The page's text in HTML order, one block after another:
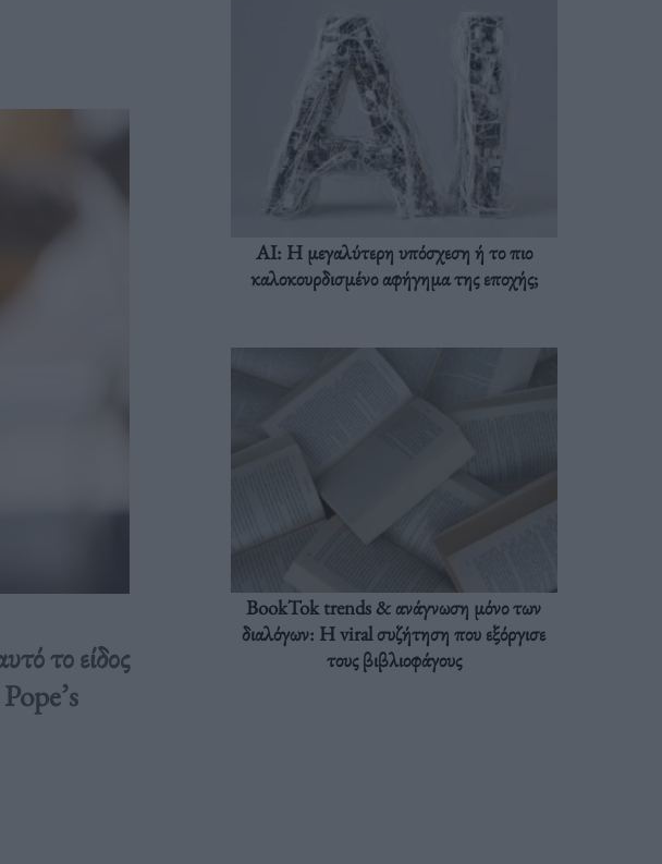
το είδος
AI: Η μεγαλύτερη υπόσχεση ή το πιο
καλοκουρδισμένο αφήγημα της εποχής;
BookTok trends & ανάγνωση μόνο των
διαλόγων: Η viral συζήτηση που εξόργισε
τους βιβλιοφάγους